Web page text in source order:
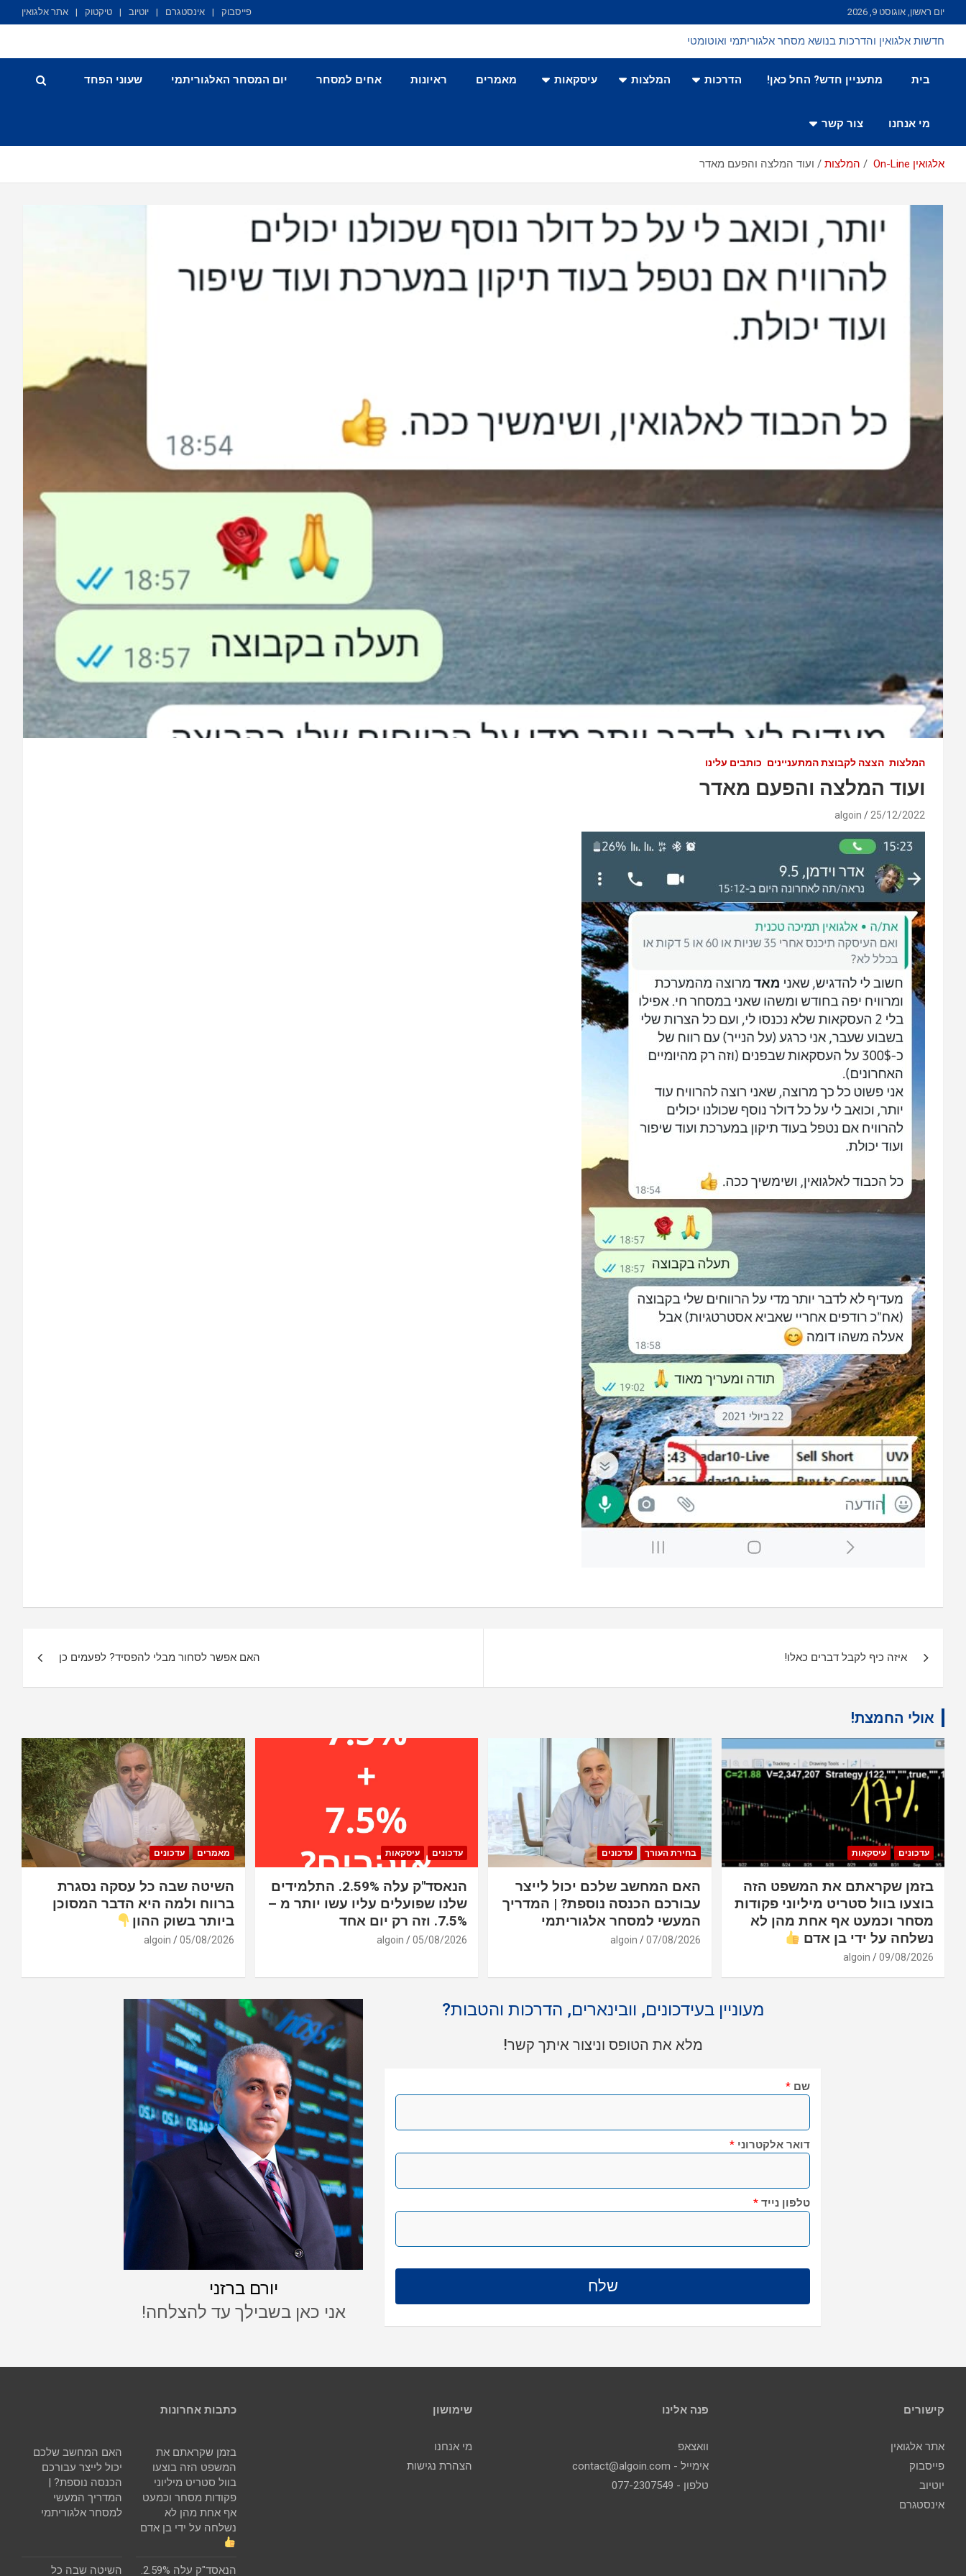
to
content
יום ראשון, אוגוסט 9, 2026 פייסבוק אינסטגרם יוטיוב טיקטוק אתר אלגואין
חדשות אלגואין והדרכות בנושא מסחר אלגוריתמי ואוטומטי
בית מתעניין חדש? החל כאן! הדרכות המלצות עיסקאות מאמרים ראיונות אחים למסחר יום המסחר האלגוריתמי שעוני הפחד
מי אנחנו צור קשר
אלגואין On-Line המלצות ועוד המלצה והפעם מאדר
המלצות הצצה לקבוצת המתעניינים כותבים עלינו
ועוד המלצה והפעם מאדר
25/12/2022
algoin
איזה כיף לקבל דברים כאלו! האם אפשר לסחור מבלי להפסיד? לפעמים כן
אולי החמצת!
עדכונים עיסקאות
בזמן שקראתם את המשפט הזה
בוצעו בוול סטריט מיליוני פקודות
מסחר וכמעט אף אחת מהן לא
נשלחה על ידי בן אדם
09/08/2026
algoin
בחירת העורך עדכונים
האם המחשב שלכם יכול לייצר
עבורכם הכנסה נוספת? | המדריך
המעשי למסחר אלגוריתמי
07/08/2026
algoin
עדכונים עיסקאות
הנאסד"ק עלה 2.59%. התלמידים
שלנו שפועלים עליו עשו יותר מ –
7.5%. וזה רק יום אחד
05/08/2026
algoin
מאמרים עדכונים
השיטה שבה כל עסקה נסגרת
ברווח ולמה היא הדבר המסוכן
ביותר בשוק ההון
05/08/2026
algoin
מעוניין בעידכונים, וובינארים, הדרכות והטבות?
מלא את הטופס וניצור איתך קשר!
שם *
דואר אלקטרוני *
טלפון נייד *
יורם ברזני
אני כאן בשבילך עד להצלחה!
קישורים
אתר אלגואין
פייסבוק
יוטיוב
אינסטגרם
פנה אלינו
וואצאפ
אימייל - contact@algoin.com
טלפון - 077-2307549
שימושון
מי אנחנו
הצהרת נגישות
כתבות אחרונות
בזמן שקראתם את
המשפט הזה בוצעו
בוול סטריט מיליוני
פקודות מסחר וכמעט
אף אחת מהן לא
נשלחה על ידי בן אדם
האם המחשב שלכם
יכול לייצר עבורכם
הכנסה נוספת? |
המדריך המעשי
למסחר אלגוריתמי
הנאסד"ק עלה 2.59%. השיטה שבה כל